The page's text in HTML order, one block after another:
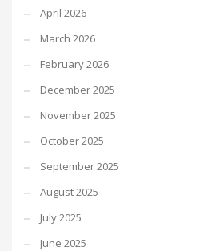
April 2026
March 2026
February 2026
December 2025
November 2025
October 2025
September 2025
August 2025
July 2025
June 2025